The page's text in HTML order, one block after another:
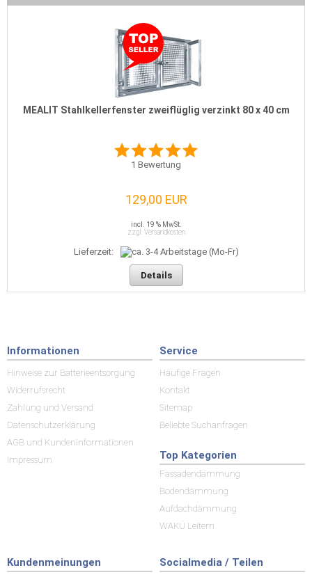
MEALIT Stahlkellerfenster zweiflüglig verzinkt 80 x 40 cm
1 Bewertung
129,00 EUR
incl. 19 % MwSt.
zzgl. Versandkosten
Lieferzeit:
Details
Informationen
Hinweise zur Batterieentsorgung
Widerrufsrecht
Zahlung und Versand
Datenschutzerklärung
AGB und Kundeninformationen
Impressum
Service
Häufige Fragen
Kontakt
Sitemap
Beliebte Suchanfragen
Top Kategorien
Fassadendämmung
Bodendämmung
Aufdachdämmung
WAKÜ Leitern
Kundenmeinungen Socialmedia / Teilen